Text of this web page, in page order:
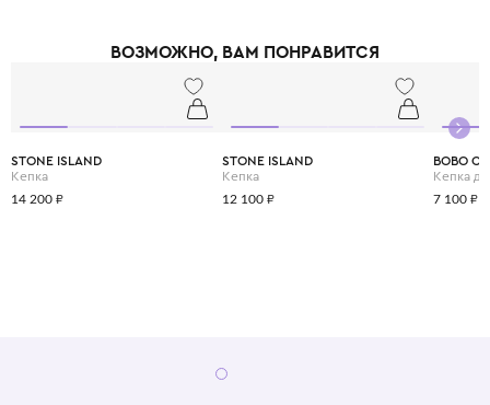
ВОЗМОЖНО, ВАМ ПОНРАВИТСЯ
STONE ISLAND
Кепка
14 200 ₽
STONE ISLAND
Кепка
12 100 ₽
BOBO
Кепка
7 100 ₽